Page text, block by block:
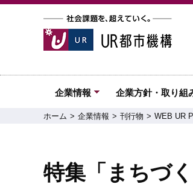
企業情報 企業方針・取り組
ホーム 企業情報 刊行物 WEB UR
特集「まちづ